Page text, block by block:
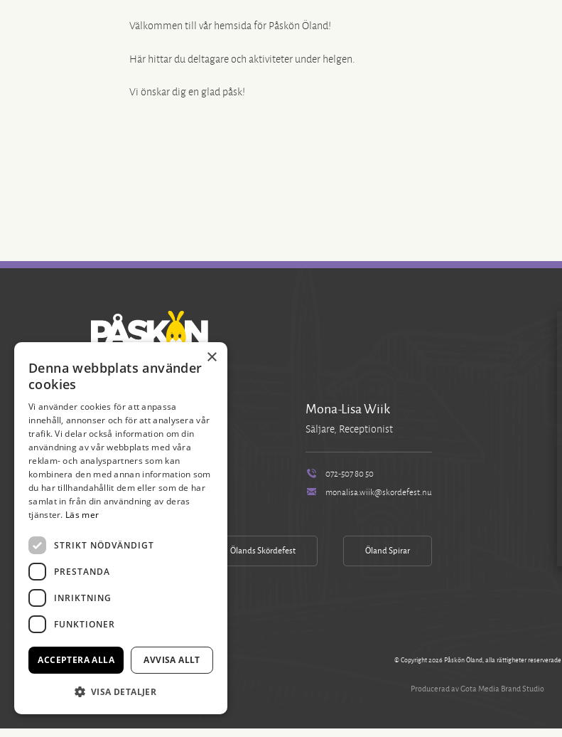
Välkommen till vår hemsida för Påskön Öland!
Här hittar du deltagare och aktiviteter under helgen.
Vi önskar dig en glad påsk!
Pia Axelsson
Verksamhetschef
070-390 17 04
pia.axelsson@skordefest.nu
Mona-Lisa Wiik
Säljare, Receptionist
072-507 80 50
monalisa.wiik@skordefest.nu
Vår Facebook Ölands Skördefest Öland Spirar
© Copyright 2026 Påskön Öland, alla rättigheter reserverade
Producerad av Gota Media Brand Studio
×
Denna webbplats använder
cookies
Vi använder cookies för att anpassa
innehåll, annonser och för att analysera vår
trafik. Vi delar också information om din
användning av vår webbplats med våra
reklam- och analyspartners som kan
kombinera den med annan information som
du har tillhandahållit dem eller som de har
samlat in från din användning av deras
tjänster. Läs mer
STRIKT NÖDVÄNDIGT
PRESTANDA
INRIKTNING
FUNKTIONER
ACCEPTERA ALLA AVVISA ALLT
VISA DETALJER